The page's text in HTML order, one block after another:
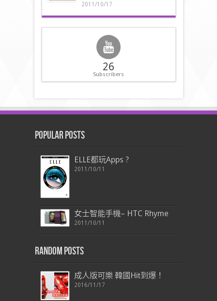
2011/10/17
26
Subscribers
Popular Posts
ELLE都玩Apps ?
2011/10/11
女士智能手機– HTC Rhyme
2011/10/11
Random Posts
成人版可樂 韓國Hit到爆！
2016/11/17